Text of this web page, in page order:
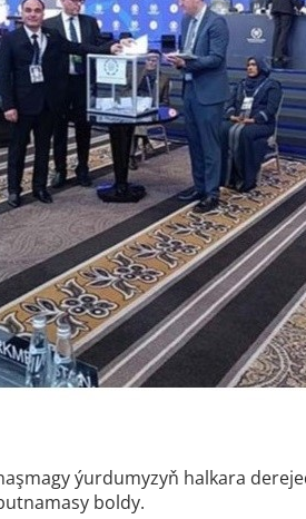
ýurdumyzyň halkara
boldy.